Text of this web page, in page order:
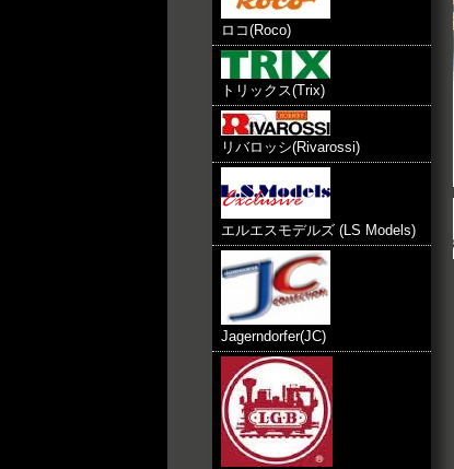
ロコ(Roco)
トリックス(Trix)
リバロッシ(Rivarossi)
エルエスモデルズ (LS Models)
Jagerndorfer(JC)